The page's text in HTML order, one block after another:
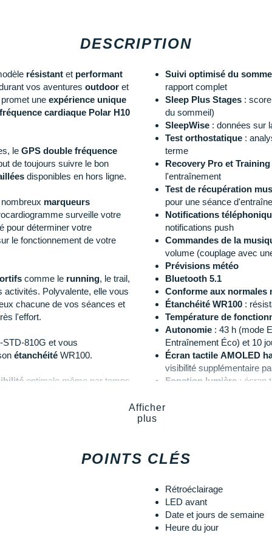
DESCRIPTION
résistant et performant
vos aventures outdoor et
une expérience unique
cardiaque Polar H10
, le GPS double fréquence
de toujours suivre le bon
disponibles en hors ligne.
marqueurs
surveille votre
pour déterminer votre
le fonctionnement de votre
comme le running, le trail,
activités. Polyvalente, elle vous
chacune de vos séances et
l'effort.
810G et vous
étanchéité WR100.
optimale même par temps
Suivi optimisé du
rapport complet
Sleep Plus Stages: score
du sommeil)
SleepWise: données sur
Test orthostatique:
terme
Recovery Pro et
l'entraînement
Test de récupération
pour une séance
Notifications
notifications push
Commandes de la
volume (couplage avec
Prévisions météo
Bluetooth 5.1
Conforme aux normales
Étanchéité WR100:
Température de
Autonomie: 43 h (mode
Entraînement Éco) et 10
Écran tactile AMOLED
visibilité supplémentaire
Fonction lumière : écran
Verre Sapphire Crystal
Poids: 79 g (avec le
Points clés ducapteur de
Taille M/XXL
Afficher
plus
POINTS CLÉS
Rétroéclairage
LED avant
Date et jours de semaine
Heure du jour